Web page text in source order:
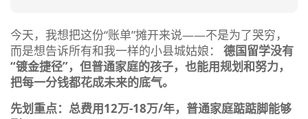
今天，我想把这份“账单”摊开来说——不是为了哭穷，
而是想告诉所有和我一样的小县城姑娘： 德国留学没有
“镀金捷径”，但普通家庭的孩子，也能用规划和努力，
把每一分钱都花成未来的底气。
先划重点：总费用12万-18万/年，普通家庭踮踮脚能够